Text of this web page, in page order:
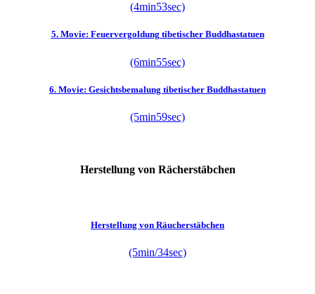
(4min53sec)
5. Movie: Feuervergoldung tibetischer Buddhastatuen
(6min55sec)
6. Movie: Gesichtsbemalung tibetischer Buddhastatuen
(5min59sec)
Herstellung von Rächerstäbchen
Herstellung von Räucherstäbchen
(5min/34sec)